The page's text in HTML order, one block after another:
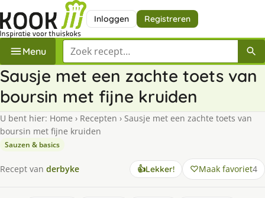
Inloggen Registreren
Menu Zoek een recept
Sausje met een zachte toets van
boursin met fijne kruiden
U bent hier: Home › Recepten › Sausje met een zachte toets van
boursin met fijne kruiden
Sauzen & basics
Recept van derbyke 👍Lekker! Maak favoriet4